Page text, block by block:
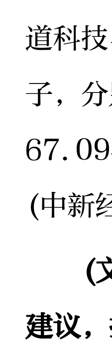
道科
子，
(中新
(
建议